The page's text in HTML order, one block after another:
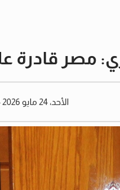
مصر قادرة
الأحد، 24 مايو 2026 01:34 مساءً